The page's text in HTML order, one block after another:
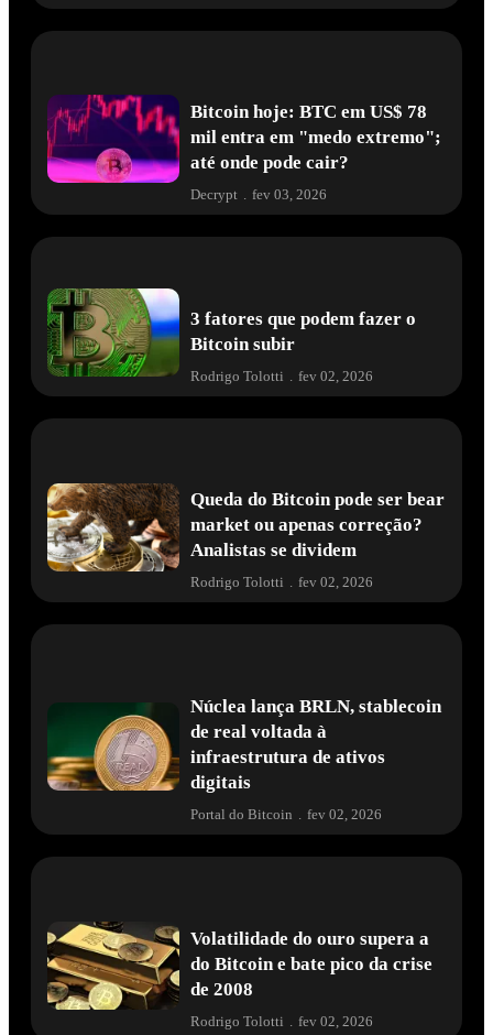
Bitcoin hoje: BTC em US$ 78
mil entra em "medo extremo";
até onde pode cair?
Decrypt . fev 03, 2026
3 fatores que podem fazer o
Bitcoin subir
Rodrigo Tolotti fev 02, 2026
Queda do Bitcoin pode ser bear
market ou apenas correção?
Analistas se dividem
Rodrigo Tolotti . fev 02, 2026
Núclea lança BRLN, stablecoin
de real voltada à
infraestrutura de ativos
digitais
Portal do Bitcoin . fev 02, 2026
Volatilidade do ouro supera a
do Bitcoin e bate pico da crise
de 2008
Rodrigo Tolotti fev 02, 2026